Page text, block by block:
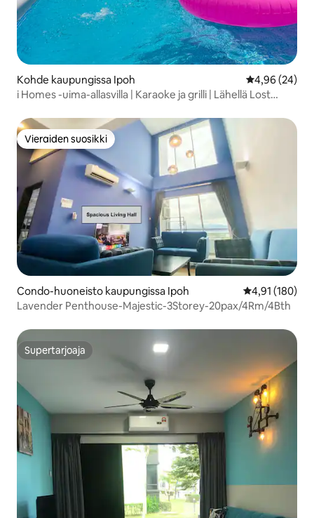
Kohde kaupungissa Ipoh
4,96 (24)
i Homes -uima-allasvilla | Karaoke ja grilli | Lähellä Lost
Vieraiden suosikki
Vieraiden suosikki
Condo-huoneisto kaupungissa Ipoh
4,91 (180)
Lavender Penthouse-Majestic-3Storey-20pax/4Rm/4Bth
Supertarjoaja
Supertarjoaja